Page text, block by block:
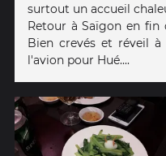
surtout un accueil
Retour à Saïgon en fin
Bien crevés et réveil
l'avion pour Hué....